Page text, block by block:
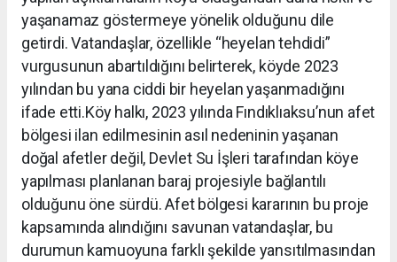
yaşanamaz göstermeye yönelik olduğunu dile
getirdi. Vatandaşlar, özellikle “heyelan tehdidi”
vurgusunun abartıldığını belirterek, köyde 2023
yılından bu yana ciddi bir heyelan yaşanmadığını
ifade etti.Köy halkı, 2023 yılında Fındıklıaksu’nun afet
bölgesi ilan edilmesinin asıl nedeninin yaşanan
doğal afetler değil, Devlet Su İşleri tarafından köye
yapılması planlanan baraj projesiyle bağlantılı
olduğunu öne sürdü. Afet bölgesi kararının bu proje
kapsamında alındığını savunan vatandaşlar, bu
durumun kamuoyuna farklı şekilde yansıtılmasından